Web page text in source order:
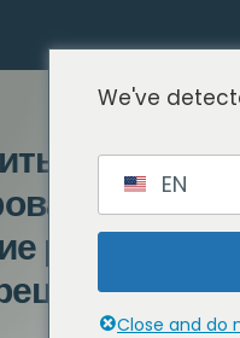
на
We've
EN
Close and do